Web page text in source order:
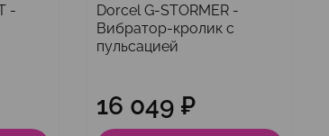
-
Dorcel G-STORMER -
Вибратор-кролик с
пульсацией
16 049 ₽